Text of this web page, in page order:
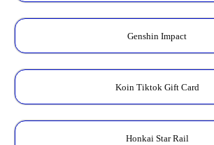
Genshin Impact
Koin Tiktok Gift Card
Honkai Star Rail